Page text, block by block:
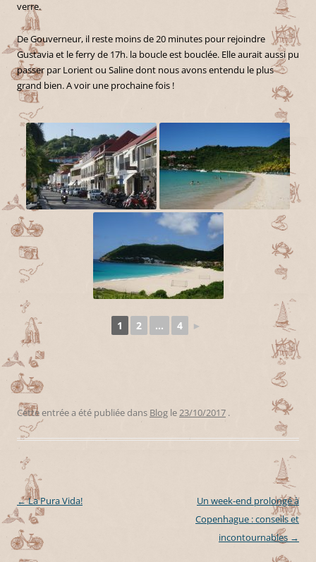
verre.
De Gouverneur, il reste moins de 20 minutes pour rejoindre
Gustavia et le ferry de 17h. la boucle est bouclée. Elle aurait aussi pu
passer par Lorient ou Saline dont nous avons entendu le plus
grand bien. A voir une prochaine fois !
1 2 ... 4 ►
Cette entrée a été publiée dans Blog le23/10/2017 .
Navigation des articles
←La Pura Vida!
Un week-end prolongé à
Copenhague : conseils et
incontournables →